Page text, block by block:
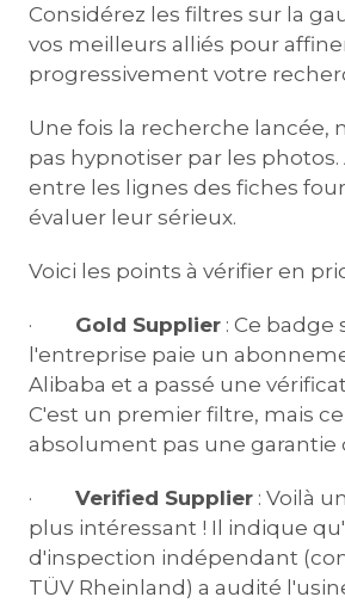
Considérez les filtres sur la
vos meilleurs alliés pour
progressivement votre
Une fois la recherche lancée,
pas hypnotiser par les
entre les lignes des fiches
évaluer leur sérieux.
Voici les points à vérifier en
· Gold Supplier : Ce badge
l'entreprise paie un
Alibaba et a passé une
C'est un premier filtre, mais
absolument pas une garantie
· Verified Supplier : Voilà
plus intéressant ! Il indique
d'inspection indépendant
TÜV Rheinland) a audité